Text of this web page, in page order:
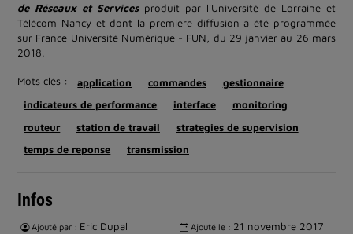
de Réseaux et Servicesproduit par l'Université de Lorraine et
Télécom Nancy et dont la première diffusion a été programmée
sur France Université Numérique - FUN, du 29 janvier au 26 mars
2018.
Mots clés : application commandes
gestionnaire
indicateurs de performance
interface
monitoring
routeur
station de travail
strategies de supervision
temps de reponse
transmission
Infos
Ajouté par : Eric Dupal Ajouté le : 21 novembre 2017